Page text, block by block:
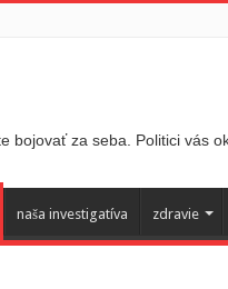
za seba. Politici vás
naša investigatíva zdravie